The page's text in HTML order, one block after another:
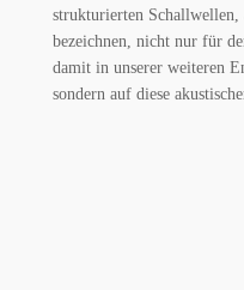
strukturierten Schallwellen,
bezeichnen, nicht nur für
damit in unserer weiteren
sondern auf diese